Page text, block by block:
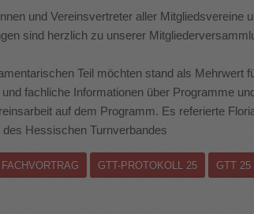
und Vereinsvertreter aller Mitgliedsvereine
sind herzlich zu unserer
Teil möchten stand als Mehrwert
fachliche Informationen über Programme
auf dem Programm. Es referierte
des Hessischen Turnverbandes
GTT-PROTOKOLL 25 GTT